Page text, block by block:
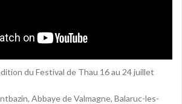
du Festival de Thau 16 au 24 juillet
Abbaye de Valmagne, Balaruc-les-